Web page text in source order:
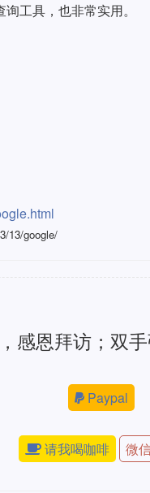
工具，也非常实用。
13/google/
感恩拜访；双
Paypal
请我喝咖啡 微